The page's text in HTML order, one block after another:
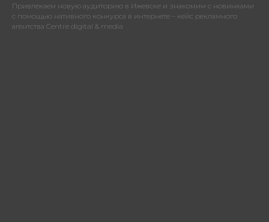
Привлекаем новую аудиторию в Ижевске и знакомим с новинками
с помощью нативного конкурса в интернете – кейс рекламного
агентства Centre digital & media